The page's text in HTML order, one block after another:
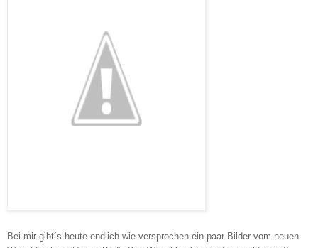
Bei mir gibt´s heute endlich wie versprochen ein paar Bilder vom neuen